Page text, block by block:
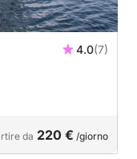
4.0(7)
da 220 € /giorno